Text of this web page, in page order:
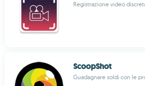
Registrazione video
ScoopShot
Guadagnare soldi con le